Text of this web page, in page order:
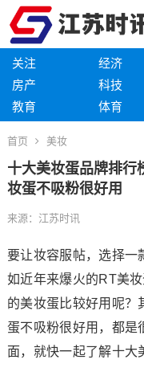
关注 经济
房产
科技
教育
体育
首页 美妆
十大美妆蛋品牌排行
妆蛋不吸粉很好用
来源：江苏时讯
要让妆容服帖，选择一
如近年来爆火的RT美
的美妆蛋比较好用呢？
蛋不吸粉很好用，都是
面，就快一起了解十大